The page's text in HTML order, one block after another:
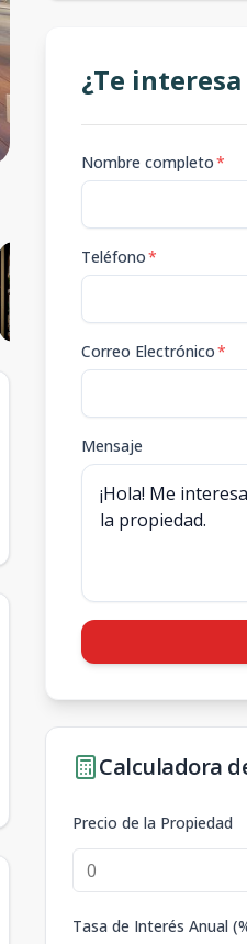
¿Te
Nombre completo*
Teléfono*
Correo Electrónico*
Mensaje
Calculadora
Precio de la Propiedad
Tasa de Interés Anual